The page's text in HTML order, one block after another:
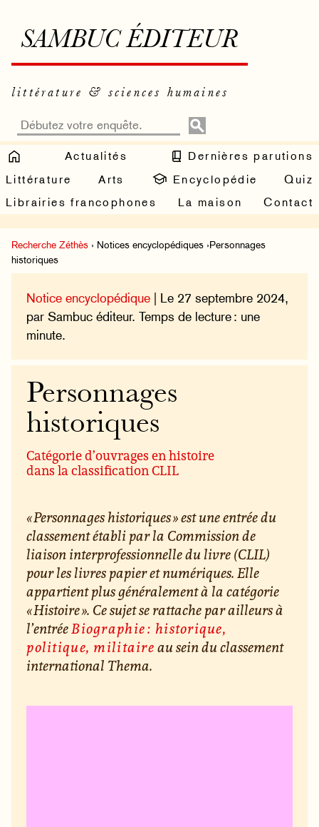
SAMBUC ÉDITEUR
littérature & sciences humaines
Actualités
Dernières parutions
Littérature
Arts Encyclopédie
Quiz
Librairies francophones
La maison Contact
Recherche Zéthès › Notices encyclopédiques ›Personnages
historiques
Notice encyclopédique | Le 27 septembre 2024,
par Sambuc éditeur. Temps de lecture : une
minute.
Personnages
historiques
Catégorie d’ouvrages en histoire
dans la classification CLIL
« Personnages historiques » est une entrée du
classement établi par la Commission de
liaison interprofessionnelle du livre (CLIL)
pour les livres papier et numériques. Elle
appartient plus généralement à la catégorie
« Histoire ». Ce sujet se rattache par ailleurs à
l’entréeBiographie : historique,
politique, militaireau sein du classement
international Thema.